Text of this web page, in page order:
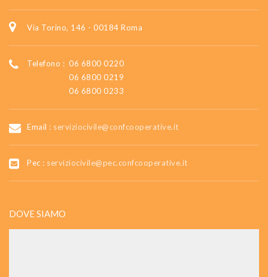
Via Torino, 146 - 00184 Roma
Telefono : 06 6800 0220
06 6800 0219
06 6800 0233
Email : serviziocivile@confcooperative.it
Pec : serviziocivile@pec.confcooperative.it
DOVE SIAMO